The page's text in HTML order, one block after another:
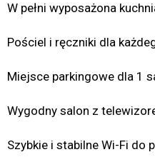
W pełni wyposażona
Pościel i ręczniki dla
Miejsce parkingowe dla 1
Wygodny salon z
Szybkie i stabilne Wi-Fi do